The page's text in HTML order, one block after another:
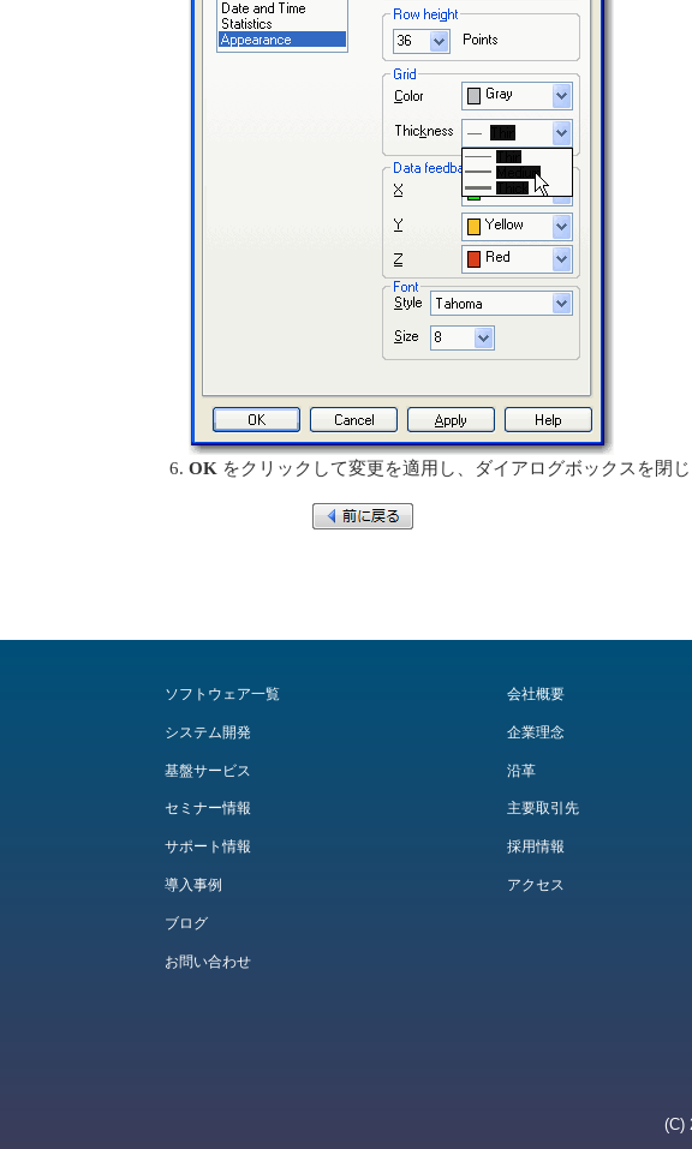
OK をクリックして変更を適用し、ダイアログボックスを閉じ
ソフトウェア一覧
システム開発
基盤サービス
セミナー情報
サポート情報
導入事例
ブログ
お問い合わせ
会社概要
企業理念
沿革
主要取引先
採用情報
アクセス
(C)